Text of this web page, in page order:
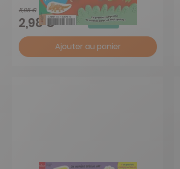
5,95 €
2,98 € -50%
Ajouter au panier